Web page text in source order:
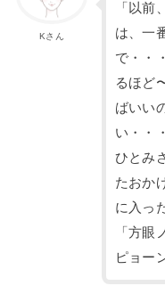
Kさん
「以前
は、一
で・・
るほど
ばいい
い・・
ひとみ
たおか
に入っ
「方眼
ピョー